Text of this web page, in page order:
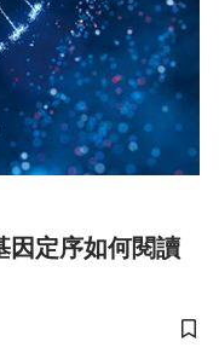
因定序如何閱讀
儲